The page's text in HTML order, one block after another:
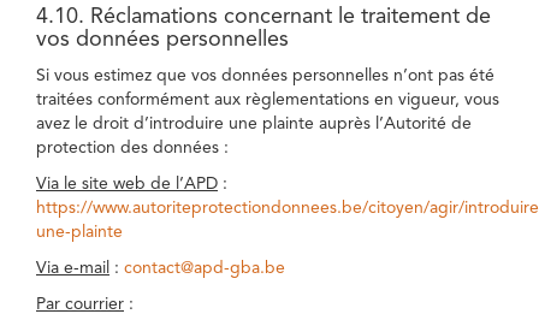
4.10. Réclamations concernant le traitement de
vos données personnelles
Si vous estimez que vos données personnelles n’ont pas été
traitées conformément aux règlementations en vigueur, vous
avez le droit d’introduire une plainte auprès l’Autorité de
protection des données :
Via le site web de l’APD :
https://www.autoriteprotectiondonnees.be/citoyen/agir/
une-plainte
Via e-mail : contact@apd-gba.be
Par courrier :